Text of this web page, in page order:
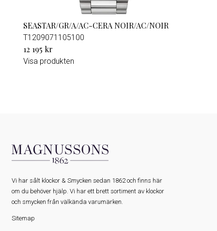
SEASTAR/GR/A/AC-CERA NOIR/AC/NOIR
T1209071105100
12 195 kr
Visa produkten
Vi har sålt klockor & Smycken sedan 1862 och finns här
om du behöver hjälp. Vi har ett brett sortiment av klockor
och smycken från välkända varumärken.
Sitemap